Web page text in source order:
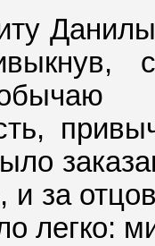
и за
легко: